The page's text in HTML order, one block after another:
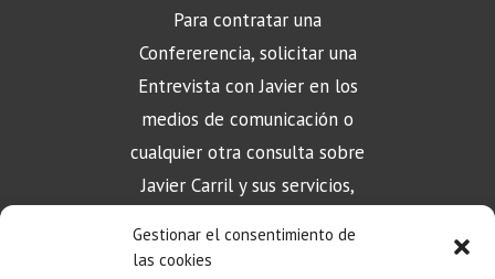
Gestionar el consentimiento de
las cookies
Para contratar una
Confererencia, solicitar una
Entrevista con Javier en los
medios de comunicación o
cualquier otra consulta sobre
Javier Carril y sus servicios,